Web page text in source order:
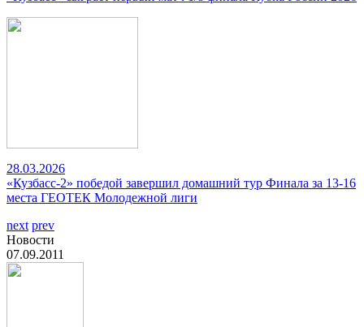
28.03.2026
«Кузбасс-2» победой завершил домашний тур Финала за 13-16
места ГЕОТЕК Молодежной лиги
next prev
Новости
07.09.2011